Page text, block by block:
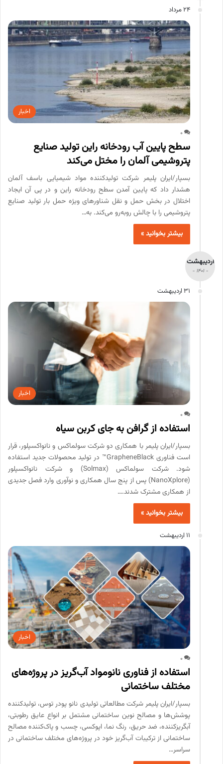
24 مرداد
اخبار
0
سطح پایین آب رودخانه راین تولید صنایع
پتروشیمی آلمان را مختل می‌کند
بسپار/ایران پلیمر شرکت تولیدکننده مواد شیمیایی باسف آلمان
هشدار داد که پایین آمدن سطح رودخانه راین و در پی آن ایجاد
اختلال در بخش حمل و نقل شناورهای ویژه حمل بار تولید صنایع
پتروشیمی را با چالش روبه‌رو می‌کند. به…
بیشتر بخوانید »
اردیبهشت
- 1401 -
31 اردیبهشت
اخبار
0
استفاده از گرافن به جای کربن سیاه
بسپار/ایران پلیمر با همکاری دو شرکت سولماکس و نانواکسپلور، قرار
است فناوری GrapheneBlack™ در تولید محصولات جدید استفاده
شود. شرکت سولماکس (Solmax) و شرکت نانواکسپلور
(NanoXplore) پس از پنج سال همکاری و نوآوری وارد فصل جدیدی
از همکاری مشترک شدند.…
بیشتر بخوانید »
11 اردیبهشت
اخبار
0
استفاده از فناوری نانومواد آب‌گریز در پروژه‌های
مختلف ساختمانی
بسپار/ایران پلیمر شرکت مطالعاتی تولیدی نانو پودر توس، تولیدکننده
پوشش‌ها و مصالح نوین ساختمانی مشتمل بر انواع عایق رطوبتی،
آبگریزکننده، ضد حریق، رنگ نما، اپوکسی، چسب و پاک‌کننده مصالح
ساختمانی از ترکیبات آب‌گریز خود در پروژه‌های مختلف ساختمانی در
سراسر…